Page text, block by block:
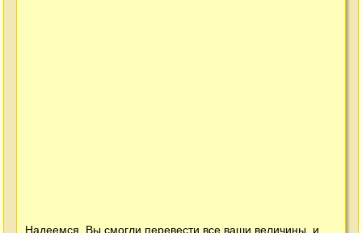
Надеемся, Вы смогли перевести все ваши величины, и